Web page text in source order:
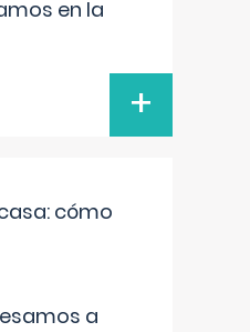
en la
+
cómo
a